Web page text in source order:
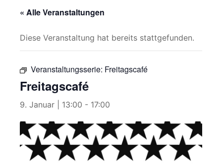
« Alle Veranstaltungen
Diese Veranstaltung hat bereits stattgefunden.
Veranstaltungsserie: Freitagscafé
Freitagscafé
9. Januar | 13:00 - 17:00